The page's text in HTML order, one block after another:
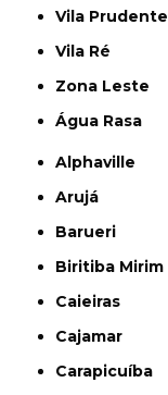
Vila Prudente
Vila Ré
Zona Leste
Água Rasa
Alphaville
Arujá
Barueri
Biritiba Mirim
Caieiras
Cajamar
Carapicuíba